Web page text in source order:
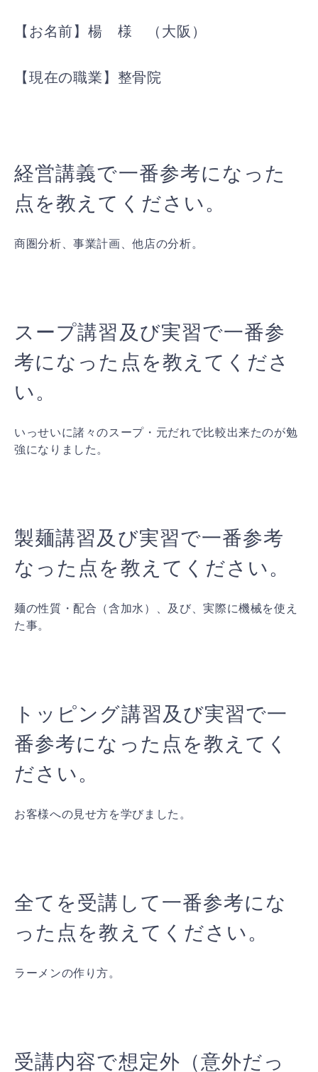
【お名前】楊 様 （大阪）
【現在の職業】整骨院
経営講義で一番参考になった
点を教えてください。
商圏分析、事業計画、他店の分析。
スープ講習及び実習で一番参
考になった点を教えてくださ
い。
いっせいに諸々のスープ・元だれで比較出来たのが勉
強になりました。
製麺講習及び実習で一番参考
なった点を教えてください。
麺の性質・配合（含加水）、及び、実際に機械を使え
た事。
トッピング講習及び実習で一
番参考になった点を教えてく
ださい。
お客様への見せ方を学びました。
全てを受講して一番参考にな
った点を教えてください。
ラーメンの作り方。
受講内容で想定外（意外だっ